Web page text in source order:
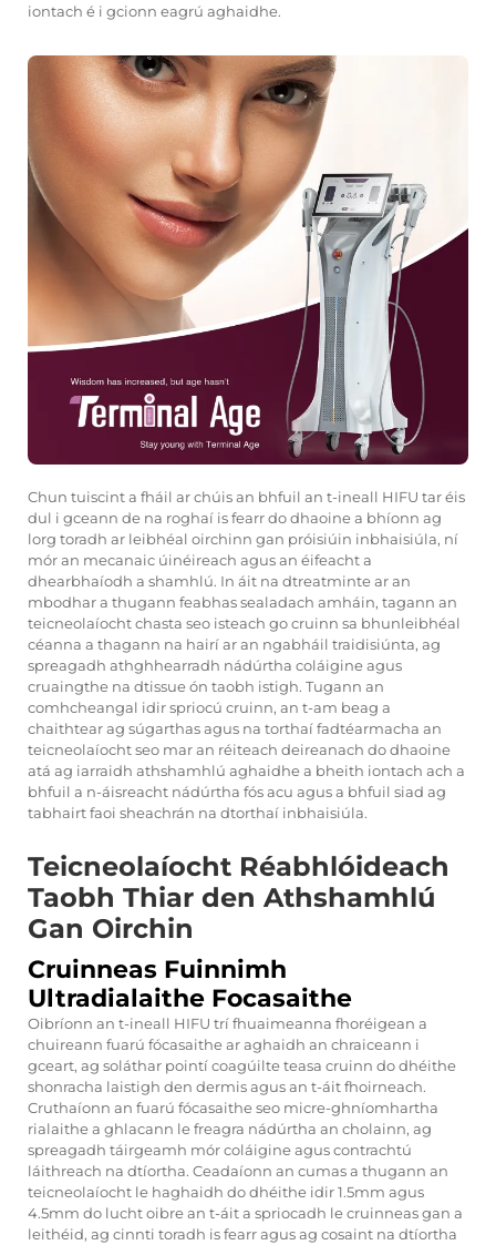
iontach é i gcionn eagrú aghaidhe.
Chun tuiscint a fháil ar chúis an bhfuil an t-ineall HIFU tar éis
dul i gceann de na roghaí is fearr do dhaoine a bhíonn ag
lorg toradh ar leibhéal oirchinn gan próisiúin inbhaisiúla, ní
mór an mecanaic úinéireach agus an éifeacht a
dhearbhaíodh a shamhlú. In áit na dtreatminte ar an
mbodhar a thugann feabhas sealadach amháin, tagann an
teicneolaíocht chasta seo isteach go cruinn sa bhunleibhéal
céanna a thagann na hairí ar an ngabháil traidisiúnta, ag
spreagadh athghhearradh nádúrtha coláigine agus
cruaingthe na dtissue ón taobh istigh. Tugann an
comhcheangal idir spriocú cruinn, an t-am beag a
chaithtear ag súgarthas agus na torthaí fadtéarmacha an
teicneolaíocht seo mar an réiteach deireanach do dhaoine
atá ag iarraidh athshamhlú aghaidhe a bheith iontach ach a
bhfuil a n-áisreacht nádúrtha fós acu agus a bhfuil siad ag
tabhairt faoi sheachrán na dtorthaí inbhaisiúla.
Teicneolaíocht Réabhlóideach
Taobh Thiar den Athshamhlú
Gan Oirchin
Cruinneas Fuinnimh
Ultradialaithe Focasaithe
Oibríonn an t-ineall HIFU trí fhuaimeanna fhoréigean a
chuireann fuarú fócasaithe ar aghaidh an chraiceann i
gceart, ag soláthar pointí coagúilte teasa cruinn do dhéithe
shonracha laistigh den dermis agus an t-áit fhoirneach.
Cruthaíonn an fuarú fócasaithe seo micre-ghníomhartha
rialaithe a ghlacann le freagra nádúrtha an cholainn, ag
spreagadh táirgeamh mór coláigine agus contrachtú
láithreach na dtíortha. Ceadaíonn an cumas a thugann an
teicneolaíocht le haghaidh do dhéithe idir 1.5mm agus
4.5mm do lucht oibre an t-áit a spriocadh le cruinneas gan a
leithéid, ag cinnti toradh is fearr agus ag cosaint na dtíortha